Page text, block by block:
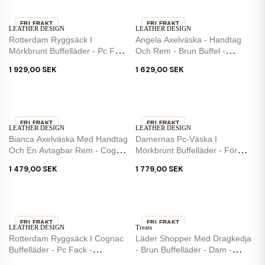
LEATHER DESIGN
Rotterdam Ryggsäck I
Mörkbrunt Buffelläder - Pc Fack
1 929,00 SEK
FRI FRAKT
LEATHER DESIGN
Angela Axelväska - Handtag
Och Rem - Brun Buffel -
1 629,00 SEK
FRI FRAKT
LEATHER DESIGN
Bianca Axelväska Med Handtag
Och En Avtagbar Rem - Cognac
1 479,00 SEK
FRI FRAKT
LEATHER DESIGN
Damernas Pc-Väska I
Mörkbrunt Buffelläder - För
1 779,00 SEK
FRI FRAKT
LEATHER DESIGN
Rotterdam Ryggsäck I Cognac
Buffelläder - Pc Fack -
FRI FRAKT
Treats
Läder Shopper Med Dragkedja
- Brun Buffelläder - Dam -
SLUT I LAGER
FRI FRAKT